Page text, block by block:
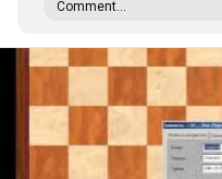
Comment...